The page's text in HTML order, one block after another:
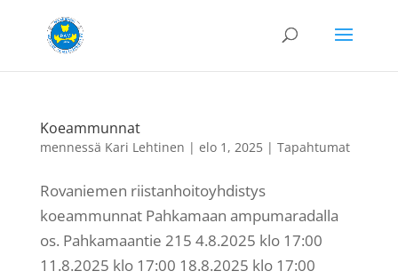
Koeammunnat
mennessä Kari Lehtinen | elo 1, 2025| Tapahtumat
Rovaniemen riistanhoitoyhdistys
koeammunnat Pahkamaan ampumaradalla
os. Pahkamaantie 215 4.8.2025 klo 17:00
11.8.2025 klo 17:00 18.8.2025 klo 17:00